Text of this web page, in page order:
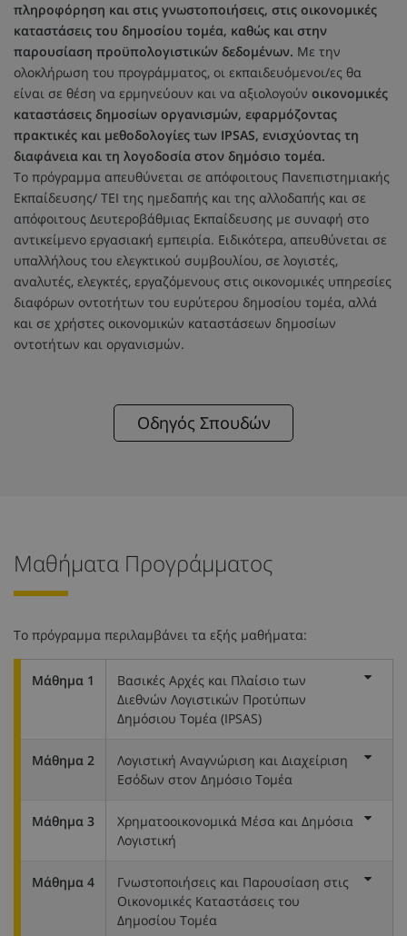
πληροφόρηση και στις γνωστοποιήσεις, στις οικονομικές
καταστάσεις του δημοσίου τομέα, καθώς και στην
παρουσίαση προϋπολογιστικών δεδομένων. Με την
ολοκλήρωση του προγράμματος, οι εκπαιδευόμενοι/ες θα
είναι σε θέση να ερμηνεύουν και να αξιολογούν οικονομικές
καταστάσεις δημοσίων οργανισμών, εφαρμόζοντας
πρακτικές και μεθοδολογίες των IPSAS, ενισχύοντας τη
διαφάνεια και τη λογοδοσία στον δημόσιο τομέα.
Το πρόγραμμα απευθύνεται σε απόφοιτους Πανεπιστημιακής
Εκπαίδευσης/ ΤΕΙ της ημεδαπής και της αλλοδαπής και σε
απόφοιτους Δευτεροβάθμιας Εκπαίδευσης με συναφή στο
αντικείμενο εργασιακή εμπειρία. Ειδικότερα, απευθύνεται σε
υπαλλήλους του ελεγκτικού συμβουλίου, σε λογιστές,
αναλυτές, ελεγκτές, εργαζόμενους στις οικονομικές υπηρεσίες
διαφόρων οντοτήτων του ευρύτερου δημοσίου τομέα, αλλά
και σε χρήστες οικονομικών καταστάσεων δημοσίων
οντοτήτων και οργανισμών.
Οδηγός Σπουδών
Μαθήματα Προγράμματος
Το πρόγραμμα περιλαμβάνει τα εξής μαθήματα:
Μάθημα 1
Βασικές Αρχές και Πλαίσιο των
Διεθνών Λογιστικών Προτύπων
Δημόσιου Τομέα (IPSAS)
Μάθημα 2
Λογιστική Αναγνώριση και Διαχείριση
Εσόδων στον Δημόσιο Τομέα
Μάθημα 3
Χρηματοοικονομικά Μέσα και Δημόσια
Λογιστική
Μάθημα 4
Γνωστοποιήσεις και Παρουσίαση στις
Οικονομικές Καταστάσεις του
Δημοσίου Τομέα